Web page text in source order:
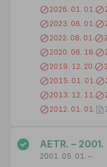
2026. 01. 01.
2023. 06. 01.
2022. 08. 01.
2020. 06. 18.
2019. 12. 20.
2015. 01. 01.
2013. 12. 11.
2012. 01. 01.
AETR. –
2001. 05. 01. –